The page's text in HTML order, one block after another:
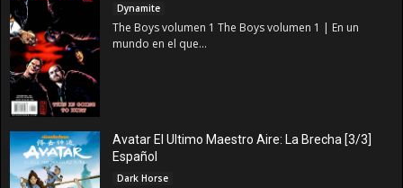
Dynamite
The Boys volumen 1 The Boys volumen 1 | En un
mundo en el que...
Avatar El Ultimo Maestro Aire: La Brecha [3/3]
Español
Dark Horse